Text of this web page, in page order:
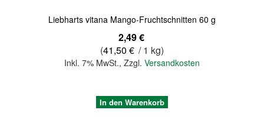
Liebharts vitana Mango-Fruchtschnitten 60 g
2,49 €
(41,50 € / 1 kg)
Inkl. 7% MwSt., Zzgl. Versandkosten
In den Warenkorb